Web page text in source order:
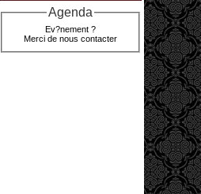
11-01-2026|
Dimanche 11 janvier, en soirée, une
cliente retraitée de 78 ans, habitant
Agenda
Ev?nement ?
Merci de nous contacter